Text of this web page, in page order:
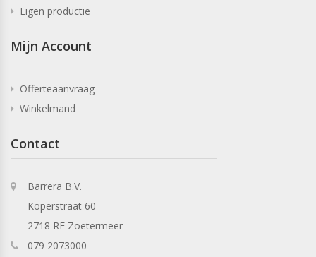
Eigen productie
Mijn Account
Offerteaanvraag
Winkelmand
Contact
Barrera B.V.
Koperstraat 60
2718 RE Zoetermeer
079 2073000